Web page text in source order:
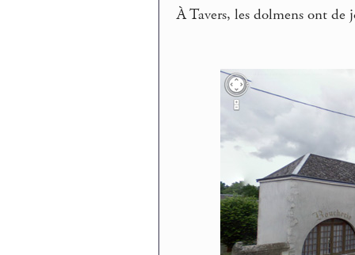
À Tavers, les dolmens ont de